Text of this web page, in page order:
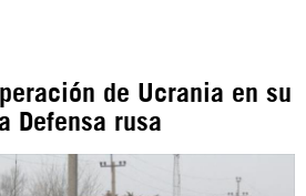
t.me/hispantvcanal
urmedium.com/c/hispantv
como: hispan_tv
de Ucrania en su
Defensa rusa